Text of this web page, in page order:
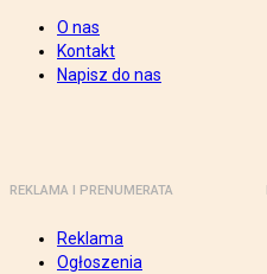
O nas
Kontakt
Napisz do nas
REKLAMA I PRENUMERATA
Reklama
Ogłoszenia